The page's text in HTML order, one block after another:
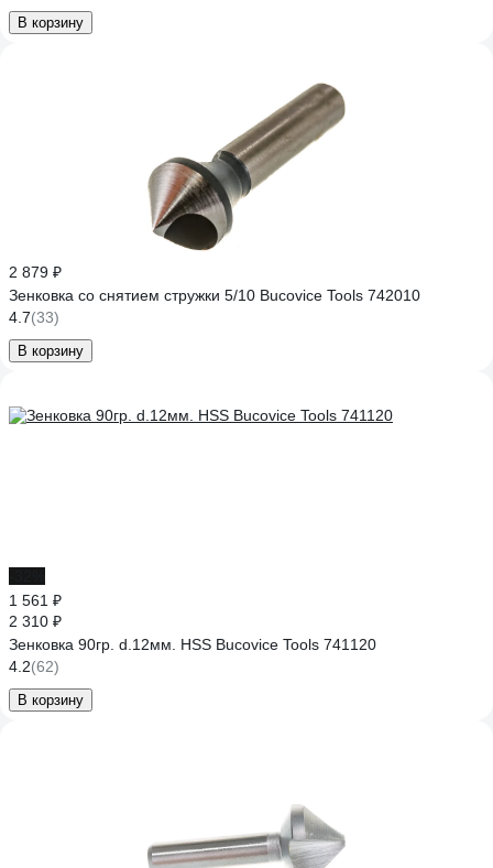
В корзину
2 879 ₽
Зенковка со снятием стружки 5/10 Bucovice Tools 742010
4.7(33)
В корзину
1 561 ₽
2 310 ₽
Зенковка 90гр. d.12мм. HSS Bucovice Tools 741120
4.2(62)
В корзину